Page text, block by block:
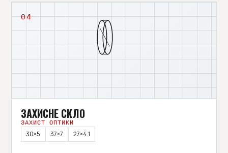
04
ЗАХИСНЕ СКЛО
ЗАХИСТ ОПТИКИ
30×5
37×7 27×4.1